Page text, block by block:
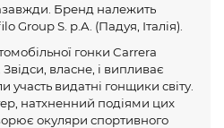
Бренд належить
Group S. p.A. (Падуя, Італія).
гонки Carrera
власне, і випливає
участь видатні гонщики світу.
натхненний подіями цих
окуляри спортивного